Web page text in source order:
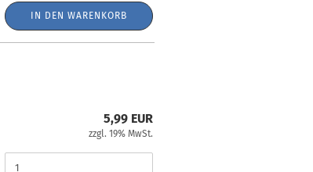
IN DEN WARENKORB
5,99 EUR
zzgl. 19% MwSt.